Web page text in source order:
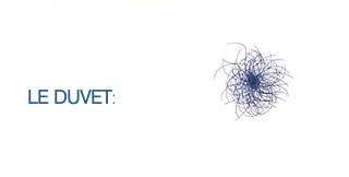
LE DUVET: